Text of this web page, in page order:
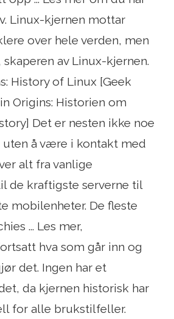
Linux-kjernen mottar
over hele verden, men
skaperen av Linux-kjernen.
History of Linux [Geek
Origins: Historien om
Det er nesten ikke noe
uten å være i kontakt med
alt fra vanlige
de kraftigste serverne til
mobilenheter. De fleste
... Les mer,
hva som går inn og
det. Ingen har et
da kjernen historisk har
for alle brukstilfeller.